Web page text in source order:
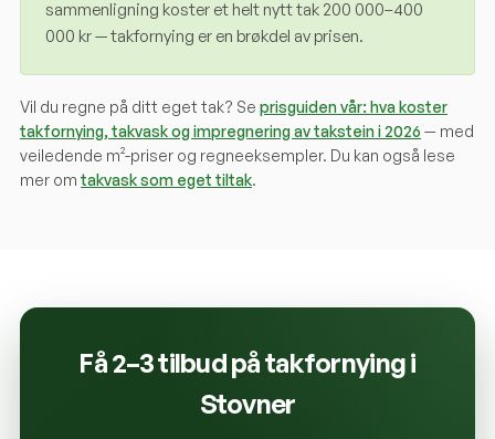
sammenligning koster et helt nytt tak 200 000–400
000 kr — takfornying er en brøkdel av prisen.
Vil du regne på ditt eget tak? Se prisguiden vår: hva koster
takfornying, takvask og impregnering av takstein i 2026 — med
veiledende m²-priser og regneeksempler. Du kan også lese
mer om takvask som eget tiltak.
Få 2–3 tilbud på takfornying i
Stovner